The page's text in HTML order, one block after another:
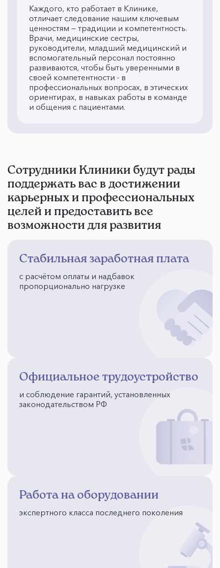
Каждого, кто работает в Клинике,
отличает следование нашим ключевым
ценностям — традиции и компетентность.
Врачи, медицинские сестры,
руководители, младший медицинский и
вспомогательный персонал постоянно
развиваются, чтобы быть уверенными в
своей компетентности - в
профессиональных вопросах, в этических
ориентирах, в навыках работы в команде
и общения с пациентами.
Сотрудники Клиники будут рады
поддержать вас в достижении
карьерных и профессиональных
целей и предоставить все
возможности для развития
Стабильная заработная плата
с расчётом оплаты и надбавок
пропорционально нагрузке
Официальное трудоустройство
и соблюдение гарантий, установленных
законодательством РФ
Работа на оборудовании
экспертного класса последнего поколения